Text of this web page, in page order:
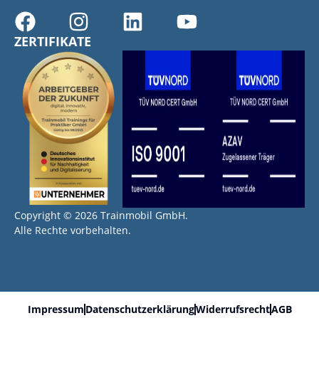
ZERTIFIKATE
Copyright © 2026 Trainmobil GmbH.
Alle Rechte vorbehalten.
Impressum DatenschutzerklärungWiderrufsrechtAGB